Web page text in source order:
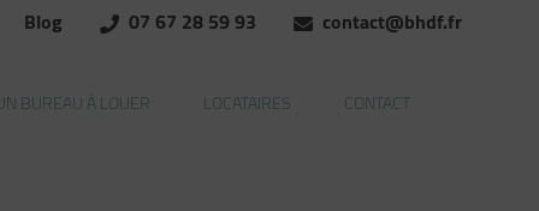
Blog 07 67 28 59 93 contact@bhdf.fr
BUREAU À LOUER LOCATAIRES CONTACT